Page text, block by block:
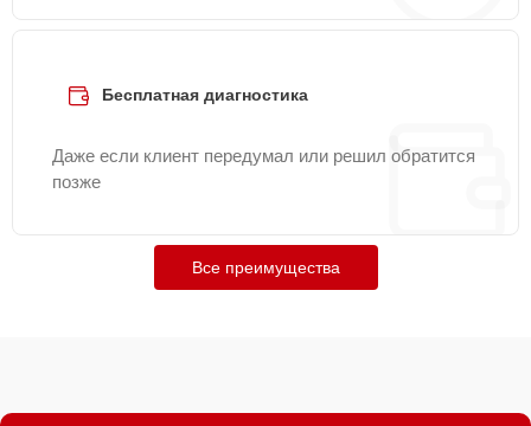
Бесплатная диагностика
Даже если клиент передумал или решил обратится
позже
Все преимущества